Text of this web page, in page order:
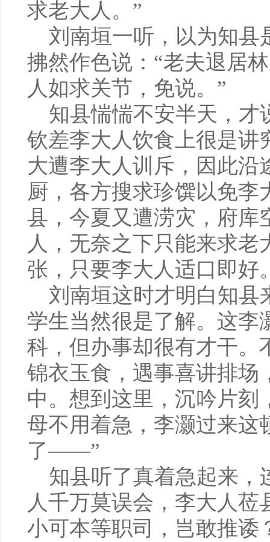
求老大人。”
刘南垣一听，以为知县
拂然作色说：“老夫退居
人如求关节，免说。”
知县惴惴不安半天，才
钦差李大人饮食上很是讲
大遭李大人训斥，因此沿
厨，各方搜求珍馔以免李
县，今夏又遭涝灾，府库
人，无奈之下只能来求老
张，只要李大人适口即好
刘南垣这时才明白知县
学生当然很是了解。这李
科，但办事却很有才干。
锦衣玉食，遇事喜讲排场
中。想到这里，沉吟片刻
母不用着急，李灏过来这
了——”
知县听了真着急起来，
人千万莫误会，李大人
小可本等职司，岂敢推诿